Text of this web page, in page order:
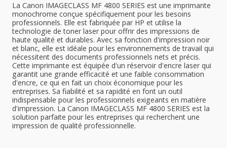
La Canon IMAGECLASS MF 4800 SERIES est une imprimante
monochrome conçue spécifiquement pour les besoins
professionnels. Elle est fabriquée par HP et utilise la
technologie de toner laser pour offrir des impressions de
haute qualité et durables. Avec sa fonction d'impression noir
et blanc, elle est idéale pour les environnements de travail qui
nécessitent des documents professionnels nets et précis.
Cette imprimante est équipée d'un réservoir d'encre laser qui
garantit une grande efficacité et une faible consommation
d'encre, ce qui en fait un choix économique pour les
entreprises. Sa fiabilité et sa rapidité en font un outil
indispensable pour les professionnels exigeants en matière
d'impression. La Canon IMAGECLASS MF 4800 SERIES est la
solution parfaite pour les entreprises qui recherchent une
impression de qualité professionnelle.